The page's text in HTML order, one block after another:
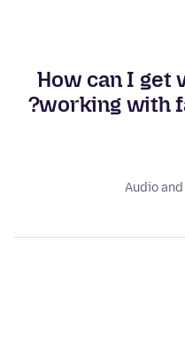
How can I get
working with
Audio